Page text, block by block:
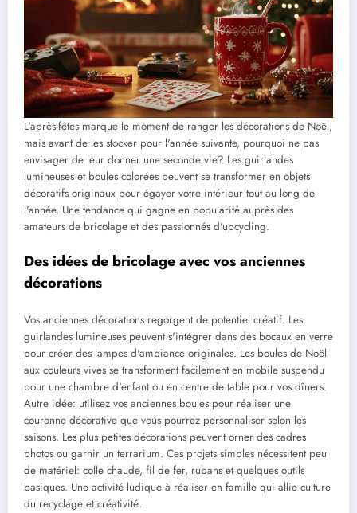
L'après-fêtes marque le moment de ranger les décorations de Noël,
mais avant de les stocker pour l'année suivante, pourquoi ne pas
envisager de leur donner une seconde vie? Les guirlandes
lumineuses et boules colorées peuvent se transformer en objets
décoratifs originaux pour égayer votre intérieur tout au long de
l'année. Une tendance qui gagne en popularité auprès des
amateurs de bricolage et des passionnés d'upcycling.
Des idées de bricolage avec vos anciennes
décorations
Vos anciennes décorations regorgent de potentiel créatif. Les
guirlandes lumineuses peuvent s'intégrer dans des bocaux en verre
pour créer des lampes d'ambiance originales. Les boules de Noël
aux couleurs vives se transforment facilement en mobile suspendu
pour une chambre d'enfant ou en centre de table pour vos dîners.
Autre idée: utilisez vos anciennes boules pour réaliser une
couronne décorative que vous pourrez personnaliser selon les
saisons. Les plus petites décorations peuvent orner des cadres
photos ou garnir un terrarium. Ces projets simples nécessitent peu
de matériel: colle chaude, fil de fer, rubans et quelques outils
basiques. Une activité ludique à réaliser en famille qui allie culture
du recyclage et créativité.